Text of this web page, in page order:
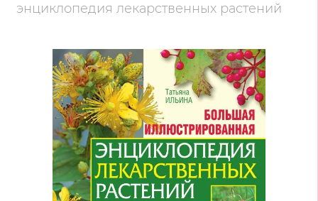
энциклопедия лекарственных растений